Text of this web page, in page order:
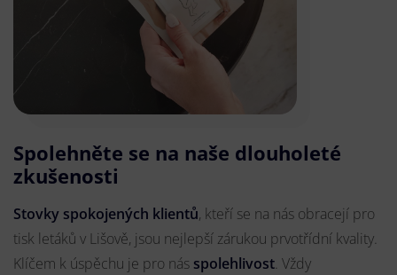
Spolehněte se na naše dlouholeté
zkušenosti
Stovky spokojených klientů, kteří se na nás obracejí pro
tisk letáků v Lišově, jsou nejlepší zárukou prvotřídní kvality.
Klíčem k úspěchu je pro nás spolehlivost. Vždy